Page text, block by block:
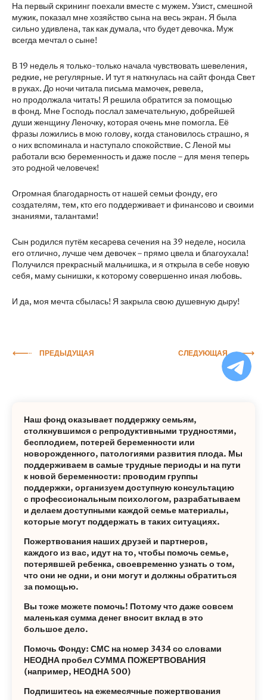
На первый скрининг поехали вместе с мужем. Узист, смешной
мужик, показал мне хозяйство сына на весь экран. Я была
сильно удивлена, так как думала, что будет девочка. Муж
всегда мечтал о сыне!
В 19 недель я только-только начала чувствовать шевеления,
редкие, не регулярные. И тут я наткнулась на сайт фонда Свет
в руках. До ночи читала письма мамочек, ревела,
но продолжала читать! Я решила обратится за помощью
в фонд. Мне Господь послал замечательную, добрейшей
души женщину Леночку, которая очень мне помогла. Её
фразы ложились в мою голову, когда становилось страшно, я
о них вспоминала и наступало спокойствие. С Леной мы
работали всю беременность и даже после – для меня теперь
это родной человечек!
Огромная благодарность от нашей семьи фонду, его
создателям, тем, кто его поддерживает и финансово и своими
знаниями, талантами!
Сын родился путём кесарева сечения на 39 неделе, носила
его отлично, лучше чем девочек – прямо цвела и благоухала!
Получился прекрасный мальчишка, и я открыла в себе новую
себя, маму сынишки, к которому совершенно иная любовь.
И да, моя мечта сбылась! Я закрыла свою душевную дыру!
ПРЕДЫДУЩАЯ СЛЕДУЮЩАЯ
Наш фонд оказывает поддержку семьям,
столкнувшимся с репродуктивными трудностями,
бесплодием, потерей беременности или
новорожденного, патологиями развития плода. Мы
поддерживаем в самые трудные периоды и на пути
к новой беременности: проводим группы
поддержки, организуем доступную консультацию
с профессиональным психологом, разрабатываем
и делаем доступными каждой семье материалы,
которые могут поддержать в таких ситуациях.
Пожертвования наших друзей и партнеров,
каждого из вас, идут на то, чтобы помочь семье,
потерявшей ребенка, своевременно узнать о том,
что они не одни, и они могут и должны обратиться
за помощью.
Вы тоже можете помочь! Потому что даже совсем
маленькая сумма денег вносит вклад в это
большое дело.
Помочь Фонду: СМС на номер 3434 со словами
НЕОДНА пробел СУММА ПОЖЕРТВОВАНИЯ
(например, НЕОДНА 500)
Подпишитесь на ежемесячные пожертвования